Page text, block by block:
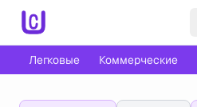
Легковые Коммерческие